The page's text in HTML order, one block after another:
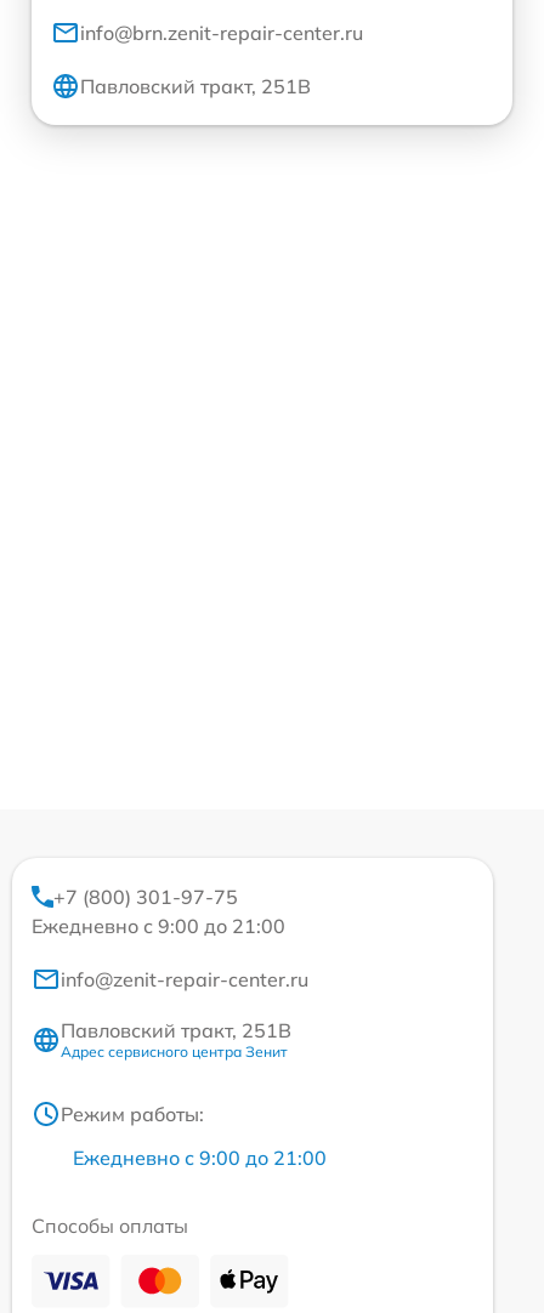
info@brn.zenit-repair-center.ru
Павловский тракт, 251В
+7 (800) 301-97-75
Ежедневно с 9:00 до 21:00
info@zenit-repair-center.ru
Павловский тракт, 251В
Адрес сервисного центра Зенит
Режим работы:
Ежедневно с 9:00 до 21:00
Способы оплаты